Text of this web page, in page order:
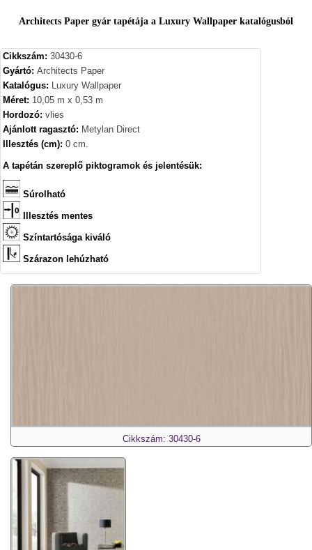
Architects Paper gyár tapétája a Luxury Wallpaper katalógusból
Cikkszám: 30430-6
Gyártó: Architects Paper
Katalógus: Luxury Wallpaper
Méret: 10,05 m x 0,53 m
Hordozó: vlies
Ajánlott ragasztó: Metylan Direct
Illesztés (cm): 0 cm.
A tapétán szereplő piktogramok és jelentésük:
Súrolható
Illesztés mentes
Színtartósága kiváló
Szárazon lehúzható
Cikkszám: 30430-6